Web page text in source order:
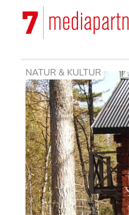
huvudinnehåll
NATUR & KULTUR